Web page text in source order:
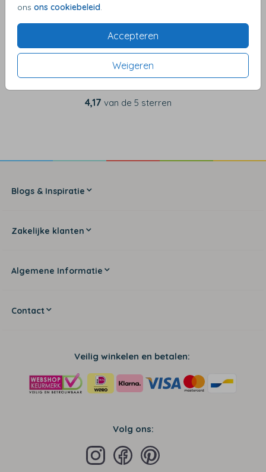
ons ons cookiebeleid
Accepteren
Weigeren
4,17 van de 5 sterren
Blogs & Inspiratie
Zakelijke klanten
Algemene Informatie
Contact
Veilig winkelen en betalen:
Volg ons: